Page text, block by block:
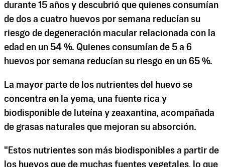
durante 15 años y descubrió que quienes consumían
de dos a cuatro huevos por semana reducían su
riesgo de degeneración macular relacionada con la
edad en un 54 %. Quienes consumían de 5 a 6
huevos por semana reducían su riesgo en un 65 %.
La mayor parte de los nutrientes del huevo se
concentra en la yema, una fuente rica y
biodisponible de luteína y zeaxantina, acompañada
de grasas naturales que mejoran su absorción.
"Estos nutrientes son más biodisponibles a partir de
los huevos que de muchas fuentes vegetales, lo que